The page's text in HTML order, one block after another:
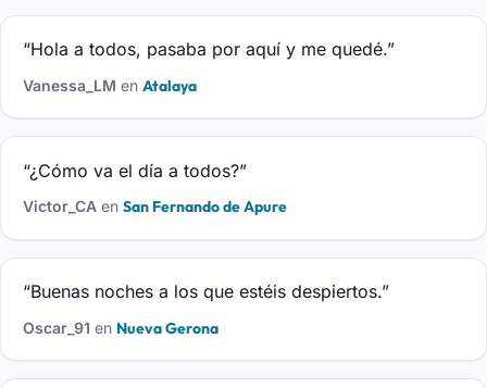
“Hola a todos, pasaba por aquí y me quedé.”
Vanessa_LM en Atalaya
“¿Cómo va el día a todos?”
Victor_CA en San Fernando de Apure
“Buenas noches a los que estéis despiertos.”
Oscar_91 en Nueva Gerona